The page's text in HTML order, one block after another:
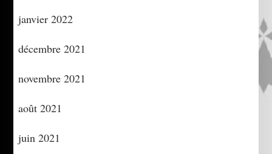
janvier 2022
décembre 2021
novembre 2021
août 2021
juin 2021